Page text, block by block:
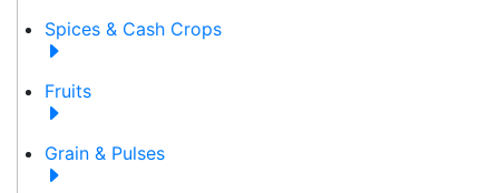
Spices & Cash Crops
Fruits
Grain & Pulses